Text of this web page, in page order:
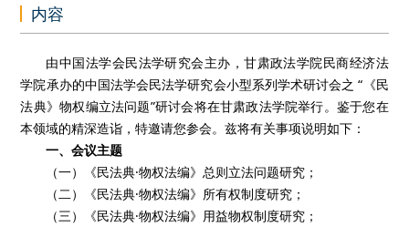
内容
由中国法学会民法学研究会主办，甘肃政法学院民商经济法
学院承办的中国法学会民法学研究会小型系列学术研讨会之 “《民
法典》物权编立法问题”研讨会将在甘肃政法学院举行。鉴于您在
本领域的精深造诣，特邀请您参会。兹将有关事项说明如下：
一、会议主题
（一）《民法典·物权法编》总则立法问题研究；
（二）《民法典·物权法编》所有权制度研究；
（三）《民法典·物权法编》用益物权制度研究；